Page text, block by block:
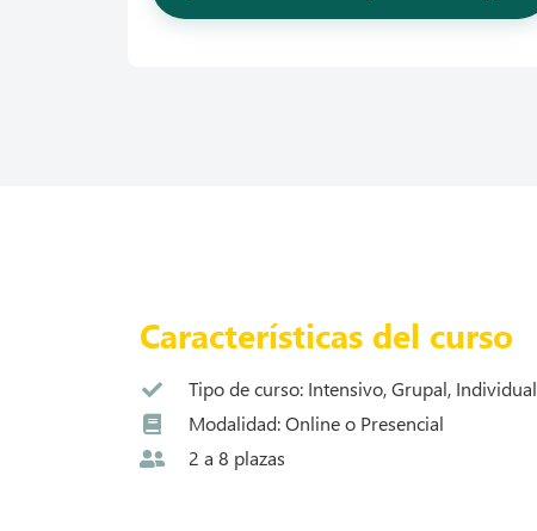
Características del curso
Tipo de curso: Intensivo, Grupal, Individual
Modalidad: Online o Presencial
2 a 8 plazas